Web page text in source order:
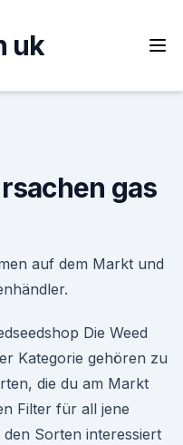
uk
gas
auf dem Markt und
Die Weed
Kategorie gehören zu
die du am Markt
Filter für all jene
Sorten interessiert